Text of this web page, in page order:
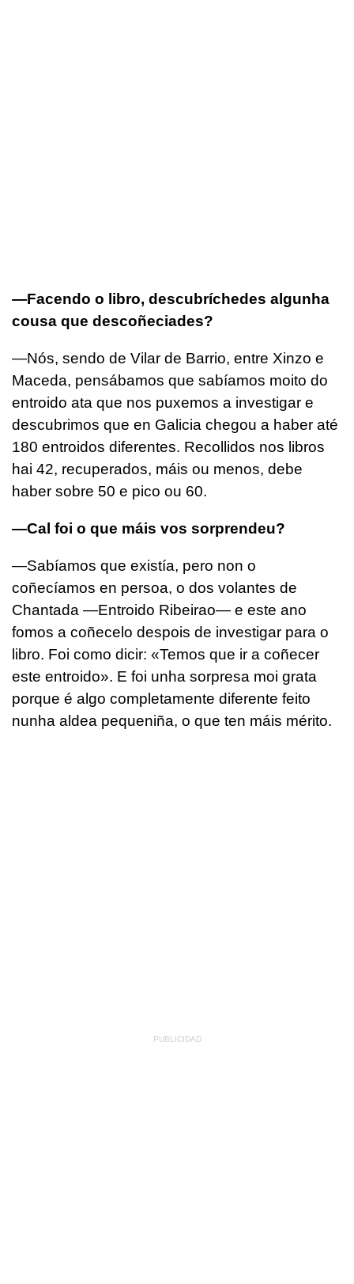
—Facendo o libro, descubríchedes algunha
cousa que descoñeciades?
—Nós, sendo de Vilar de Barrio, entre Xinzo e
Maceda, pensábamos que sabíamos moito do
entroido ata que nos puxemos a investigar e
descubrimos que en Galicia chegou a haber até
180 entroidos diferentes. Recollidos nos libros
hai 42, recuperados, máis ou menos, debe
haber sobre 50 e pico ou 60.
—Cal foi o que máis vos sorprendeu?
—Sabíamos que existía, pero non o
coñecíamos en persoa, o dos volantes de
Chantada —Entroido Ribeirao— e este ano
fomos a coñecelo despois de investigar para o
libro. Foi como dicir: «Temos que ir a coñecer
este entroido». E foi unha sorpresa moi grata
porque é algo completamente diferente feito
nunha aldea pequeniña, o que ten máis mérito.